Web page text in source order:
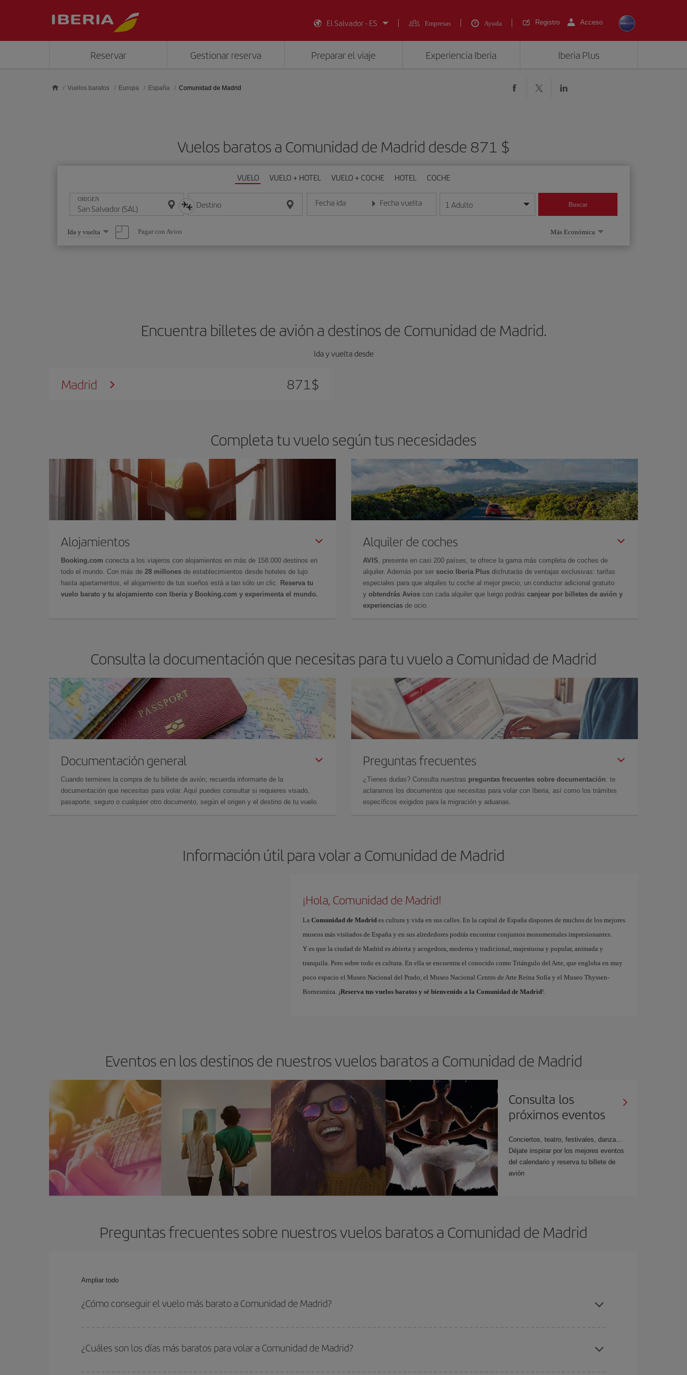
El Salvador - ES
Empresas Ayuda Registro Acceso
Reservar Gestionar reserva Preparar el viaje Experiencia Iberia Iberia Plus
Vuelos baratos Europa España Comunidad de Madrid
Vuelos baratos a Comunidad de Madrid desde 871 $
VUELO VUELO + HOTEL VUELO + COCHE HOTEL COCHE
ORIGEN Destino Fecha ida
Introduce la fecha en formato día/mes/año
Fecha vuelta
Introduce la fecha en formato día/mes/año
1 Adulto Buscar
Seleccione
una
opción
Ida y vuelta Pagar con Avios Más Económica
Encuentra billetes de avión a destinos de Comunidad de Madrid.
Ida y vuelta desde
Madrid 871$
Completa tu vuelo según tus necesidades
Alojamientos
Booking.com conecta a los viajeros con alojamientos en más de 158.000 destinos en
todo el mundo. Con más de 28 millones de establecimientos desde hoteles de lujo
hasta apartamentos, el alojamiento de tus sueños está a tan sólo un clic.
Reserva tu
vuelo barato y tu alojamiento con Iberia y Booking.com y experimenta el mundo.
Alquiler de coches
AVIS , presente en casi 200 países, te ofrece la gama más completa de coches de
alquiler. Además por ser socio Iberia Plus disfrutarás de ventajas exclusivas: tarifas
especiales para que alquiles tu coche al mejor precio, un conductor adicional gratuito
y obtendrás Avios con cada alquiler que luego podrás canjear por billetes de avión y
experiencias de ocio.
Consulta la documentación que necesitas para tu vuelo a Comunidad de Madrid
Documentación general
Cuando termines la compra de tu billete de avión, recuerda informarte de la
documentación que necesitas para volar. Aquí puedes consultar si requieres visado,
pasaporte, seguro o cualquier otro documento, según el origen y el destino de tu vuelo.
Preguntas frecuentes
¿Tienes dudas? Consulta nuestras preguntas frecuentes sobre documentación: te
aclaramos los documentos que necesitas para volar con Iberia, así como los trámites
específicos exigidos para la migración y aduanas.
Información útil para volar a Comunidad de Madrid
¡Hola, Comunidad de Madrid!
La Comunidad de Madrides cultura y vida en sus calles. En la capital de España dispones de muchos de los mejores
museos más visitados de España y en sus alrededores podrás encontrar conjuntos monumentales impresionantes.
Y es que la ciudad de Madrid es abierta y acogedora, moderna y tradicional, majestuosa y popular, animada y
tranquila. Pero sobre todo es cultura. En ella se encuentra el conocido como Triángulo del Arte, que engloba en muy
poco espacio el Museo Nacional del Prado, el Museo Nacional Centro de Arte Reina Sofía y el Museo Thyssen-
Bornesmiza. ¡Reserva tus vuelos baratos y sé bienvenido a la Comunidad de Madrid!.
Eventos en los destinos de nuestros vuelos baratos a Comunidad de Madrid
Consulta los
próximos eventos
Conciertos, teatro, festivales, danza...
Déjate inspirar por los mejores eventos
del calendario y reserva tu billete de
avión
Preguntas frecuentes sobre nuestros vuelos baratos a Comunidad de Madrid
Ampliar todo
¿Cómo conseguir el vuelo más barato a Comunidad de Madrid?
vuelta. Además, si no tienes decidido un destino concreto para tu viaje, mira nuestras ofertas y déjate inspirar: seguro que encuentras el vuelo más barato.
¿Cuáles son los días más baratos para volar a Comunidad de Madrid?